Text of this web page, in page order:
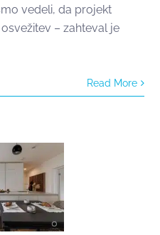
vedeli, da projekt
– zahteval je
Read More
let